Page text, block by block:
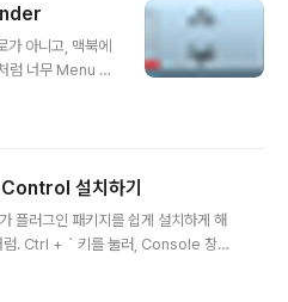
도착했습니다. 기
두다 샤오미 마
제품을 정말 많이
오미가 이런것도
가 아니고, 맥북에
럼 너무 Menu B
서 난감할 때도
수 있습니다. 비
평소에 필요한 것
Trial
나 선택하고 "Sh
설치하기
러그인 패키지를 쉽게 설치하게 해
. Ctrl + ` 키를 눌러, Console 창으